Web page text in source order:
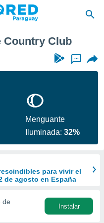
Country Club
...
Menguante
Iluminada:32%
para vivir el
de agosto en España
de
Instalar